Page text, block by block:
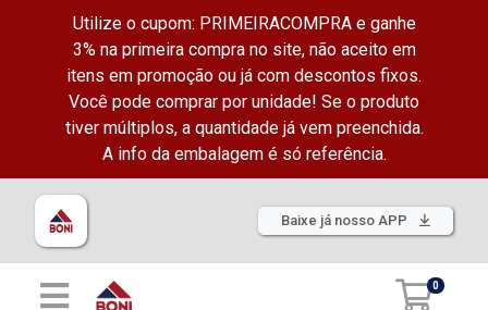
Utilize o cupom: PRIMEIRACOMPRA e ganhe
3% na primeira compra no site, não aceito em
itens em promoção ou já com descontos fixos.
Você pode comprar por unidade! Se o produto
tiver múltiplos, a quantidade já vem preenchida.
A info da embalagem é só referência.
Baixe já nosso APP
0